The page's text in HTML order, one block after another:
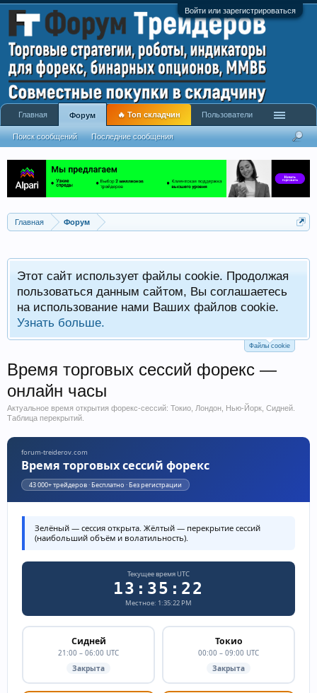
Войти или зарегистрироваться
Главная Форум
Этот сайт использует файлы cookie. Продолжая
пользоваться данным сайтом, Вы соглашаетесь
на использование нами Ваших файлов cookie.
Узнать больше.
Файлы cookie
Время торговых сессий форекс —
онлайн часы
Актуальное время открытия форекс-сессий: Токио, Лондон, Нью-Йорк, Сидней.
Таблица перекрытий.
forum-treiderov.com
Время торговых сессий форекс
43 000+ трейдеров · Бесплатно · Без регистрации
Зелёный — сессия открыта. Жёлтый — перекрытие сессий
(наибольший объём и волатильность).
Текущее время UTC
13:35:22
Местное: 1:35:22 PM
Сидней
21:00 – 06:00 UTC
Закрыта
Токио
00:00 – 09:00 UTC
Закрыта
Главная Форум
Поиск сообщений Последние сообщения
🔥 Топ складчин Пользователи